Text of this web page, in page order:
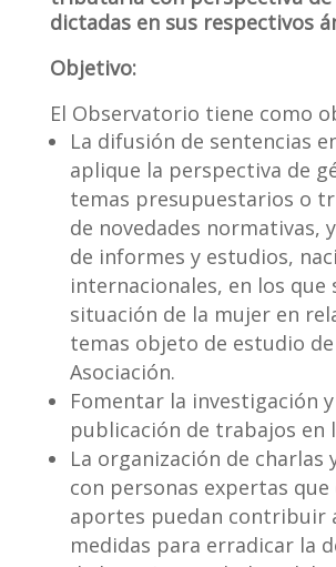
dictadas en sus respectivos
Objetivo:
El Observatorio tiene como
La difusión de sentencias
aplique la perspectiva de
temas presupuestarios o
de novedades normativas,
de informes y estudios,
internacionales, en los que
situación de la mujer en
temas objeto de estudio
Asociación.
Fomentar la investigación
publicación de trabajos en
La organización de charlas
con personas expertas que
aportes puedan contribuir
medidas para erradicar la